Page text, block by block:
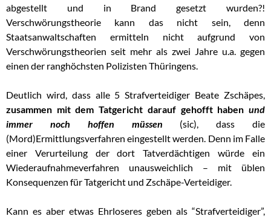
abgestellt und in Brand gesetzt wurden?!
Verschwörungstheorie kann das nicht sein, denn
Staatsanwaltschaften ermitteln nicht aufgrund von
Verschwörungstheorien seit mehr als zwei Jahre u.a. gegen
einen der ranghöchsten Polizisten Thüringens.
Deutlich wird, dass alle 5 Strafverteidiger Beate Zschäpes,
zusammen mit dem Tatgericht darauf gehofft haben und
immer noch hoffen müssen (sic), dass die
(Mord)Ermittlungsverfahren eingestellt werden. Denn im Falle
einer Verurteilung der dort Tatverdächtigen würde ein
Wiederaufnahmeverfahren unausweichlich – mit üblen
Konsequenzen für Tatgericht und Zschäpe-Verteidiger.
Kann es aber etwas Ehrloseres geben als “Strafverteidiger”,